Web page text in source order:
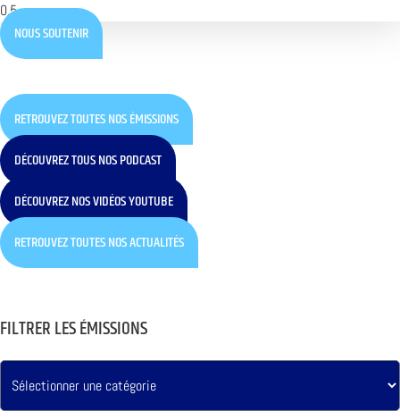
NOUS SOUTENIR
RETROUVEZ TOUTES NOS ÉMISSIONS
DÉCOUVREZ TOUS NOS PODCAST
DÉCOUVREZ NOS VIDÉOS YOUTUBE
RETROUVEZ TOUTES NOS ACTUALITÉS
FILTRER LES ÉMISSIONS